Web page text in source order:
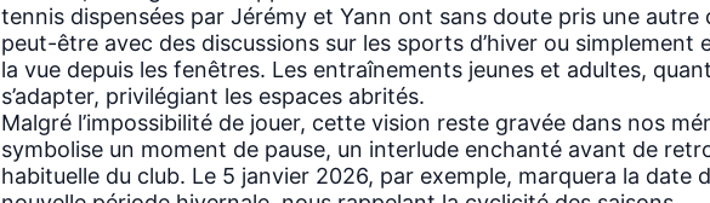
tennis dispensées par Jérémy et Yann ont sans doute pris une autre
peut-être avec des discussions sur les sports d’hiver ou simplement
la vue depuis les fenêtres. Les entraînements jeunes et adultes,
s’adapter, privilégiant les espaces abrités.
Malgré l’impossibilité de jouer, cette vision reste gravée dans nos
symbolise un moment de pause, un interlude enchanté avant de
habituelle du club. Le 5 janvier 2026, par exemple, marquera la date